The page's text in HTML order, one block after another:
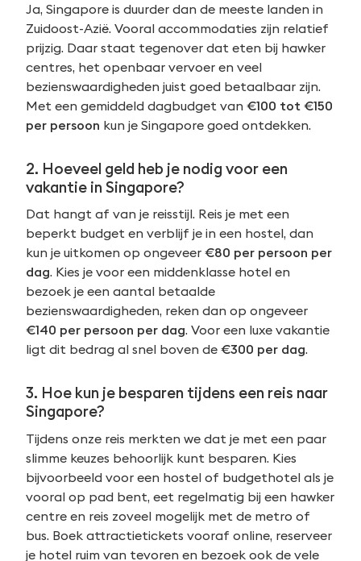
Ja, Singapore is duurder dan de meeste landen in
Zuidoost-Azië. Vooral accommodaties zijn relatief
prijzig. Daar staat tegenover dat eten bij hawker
centres, het openbaar vervoer en veel
bezienswaardigheden juist goed betaalbaar zijn.
Met een gemiddeld dagbudget van €100 tot €150
per persoon kun je Singapore goed ontdekken.
2. Hoeveel geld heb je nodig voor een
vakantie in Singapore?
Dat hangt af van je reisstijl. Reis je met een
beperkt budget en verblijf je in een hostel, dan
kun je uitkomen op ongeveer €80 per persoon per
dag. Kies je voor een middenklasse hotel en
bezoek je een aantal betaalde
bezienswaardigheden, reken dan op ongeveer
€140 per persoon per dag. Voor een luxe vakantie
ligt dit bedrag al snel boven de €300 per dag.
3. Hoe kun je besparen tijdens een reis naar
Singapore?
Tijdens onze reis merkten we dat je met een paar
slimme keuzes behoorlijk kunt besparen. Kies
bijvoorbeeld voor een hostel of budgethotel als je
vooral op pad bent, eet regelmatig bij een hawker
centre en reis zoveel mogelijk met de metro of
bus. Boek attractietickets vooraf online, reserveer
je hotel ruim van tevoren en bezoek ook de vele